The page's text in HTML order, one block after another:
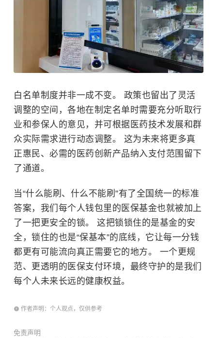
白名单制度并非一成不变。 政策也留出了灵活
调整的空间，各地在制定名单时需要充分听取行
业和参保人的意见，并可根据医药技术发展和群
众实际需求进行动态调整。 这为未来将更多真
正惠民、必需的医药创新产品纳入支付范围留下
了通道。
当“什么能刷、什么不能刷”有了全国统一的标准
答案，我们每个人钱包里的医保基金也就被加上
了一把更安全的锁。 这把锁锁住的是基金的安
全，锁住的也是“保基本”的底线，它让每一分钱
都更有可能流向真正需要它的地方。 一个更规
范、更透明的医保支付环境，最终守护的是我们
每个人未来长远的健康权益。
作者声明：个人观点，仅供参考
免责声明